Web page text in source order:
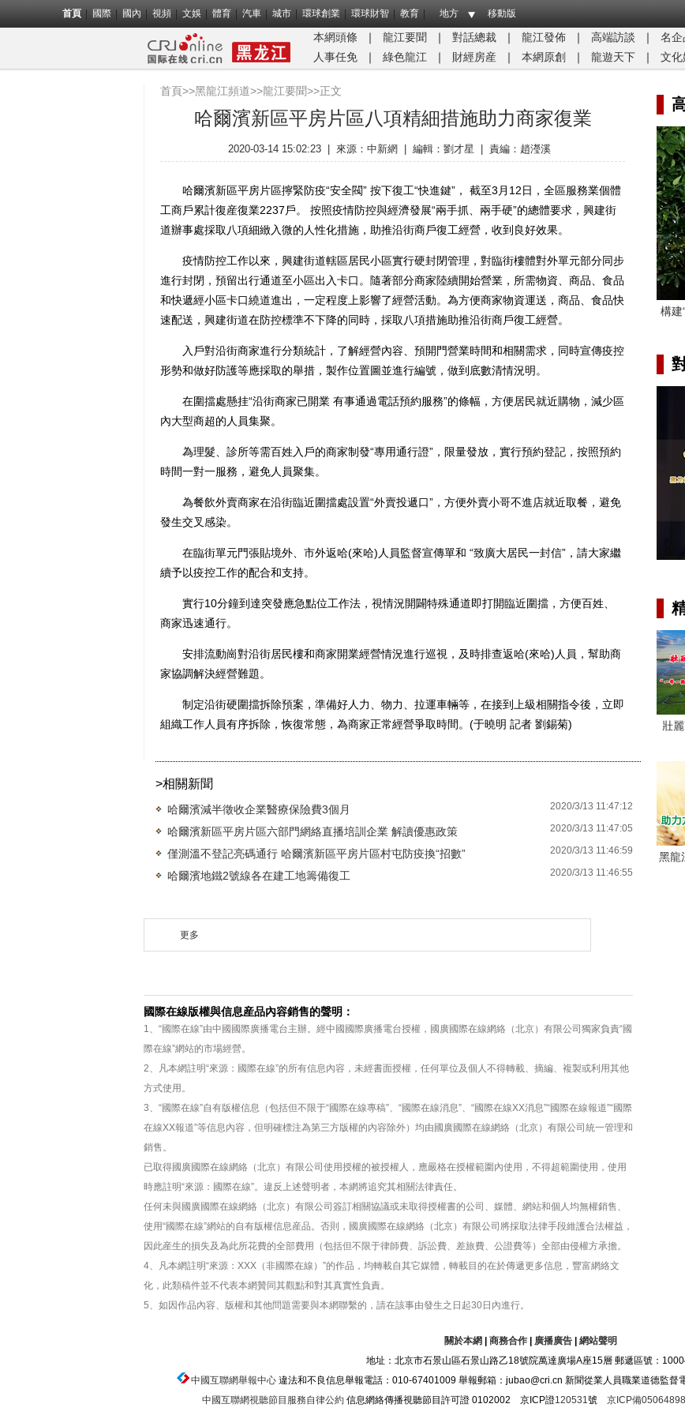
首頁 國際 國內 視頻 文娛 體育 汽車 城市 環球創業 環球財智 教育 地方 移動版
本網頭條 ｜ 龍江要聞 ｜ 對話總裁 ｜ 龍江發佈 ｜ 高端訪談 ｜ 名企
人事任免
｜ 綠色龍江 ｜ 財經房産 ｜ 本網原創 ｜ 龍遊天下 ｜ 文化
首頁>>黑龍江頻道>>龍江要聞>>正文
哈爾濱新區平房片區八項精細措施助力商家復業
2020-03-14 15:02:23 來源： 中新網 編輯：劉才星 責編：趙瀅溪
哈爾濱新區平房片區擰緊防疫“安全閥” 按下復工“快進鍵”， 截至3月12日，全區服務業個體
工商戶累計復産復業2237戶。 按照疫情防控與經濟發展“兩手抓、兩手硬”的總體要求，興建街
道辦事處採取八項細緻入微的人性化措施，助推沿街商戶復工經營，收到良好效果。
疫情防控工作以來，興建街道轄區居民小區實行硬封閉管理，對臨街樓體對外單元部分同步
進行封閉，預留出行通道至小區出入卡口。隨著部分商家陸續開始營業，所需物資、商品、食品
和快遞經小區卡口繞道進出，一定程度上影響了經營活動。為方便商家物資運送，商品、食品快
速配送，興建街道在防控標準不下降的同時，採取八項措施助推沿街商戶復工經營。
入戶對沿街商家進行分類統計，了解經營內容、預開門營業時間和相關需求，同時宣傳疫控
形勢和做好防護等應採取的舉措，製作位置圖並進行編號，做到底數清情況明。
在圍擋處懸挂“沿街商家已開業 有事通過電話預約服務”的條幅，方便居民就近購物，減少區
內大型商超的人員集聚。
為理髮、診所等需百姓入戶的商家制發“專用通行證”，限量發放，實行預約登記，按照預約
時間一對一服務，避免人員聚集。
為餐飲外賣商家在沿街臨近圍擋處設置“外賣投遞口”，方便外賣小哥不進店就近取餐，避免
發生交叉感染。
在臨街單元門張貼境外、市外返哈(來哈)人員監督宣傳單和 “致廣大居民一封信”，請大家繼
續予以疫控工作的配合和支持。
實行10分鐘到達突發應急點位工作法，視情況開闢特殊通道即打開臨近圍擋，方便百姓、
商家迅速通行。
安排流動崗對沿街居民樓和商家開業經營情況進行巡視，及時排查返哈(來哈)人員，幫助商
家協調解決經營難題。
制定沿街硬圍擋拆除預案，準備好人力、物力、拉運車輛等，在接到上級相關指令後，立即
組織工作人員有序拆除，恢復常態，為商家正常經營爭取時間。(于曉明 記者 劉錫菊)
>相關新聞
哈爾濱減半徵收企業醫療保險費3個月 2020/3/13 11:47:12
哈爾濱新區平房片區六部門網絡直播培訓企業 解讀優惠政策 2020/3/13 11:47:05
僅測溫不登記亮碼通行 哈爾濱新區平房片區村屯防疫換“招數” 2020/3/13 11:46:59
哈爾濱地鐵2號線各在建工地籌備復工 2020/3/13 11:46:55
更多
國際在線版權與信息産品內容銷售的聲明：
1、“國際在線”由中國國際廣播電台主辦。經中國國際廣播電台授權，國廣國際在線網絡（北京）有限公司獨家負責“國
際在線”網站的市場經營。
2、凡本網註明“來源：國際在線”的所有信息內容，未經書面授權，任何單位及個人不得轉載、摘編、複製或利用其他
方式使用。
3、“國際在線”自有版權信息（包括但不限于“國際在線專稿”、“國際在線消息”、“國際在線XX消息”“國際在線報道”“國際
在線XX報道”等信息內容，但明確標注為第三方版權的內容除外）均由國廣國際在線網絡（北京）有限公司統一管理和
銷售。
已取得國廣國際在線網絡（北京）有限公司使用授權的被授權人，應嚴格在授權範圍內使用，不得超範圍使用，使用
時應註明“來源：國際在線”。違反上述聲明者，本網將追究其相關法律責任。
任何未與國廣國際在線網絡（北京）有限公司簽訂相關協議或未取得授權書的公司、媒體、網站和個人均無權銷售、
使用“國際在線”網站的自有版權信息産品。否則，國廣國際在線網絡（北京）有限公司將採取法律手段維護合法權益，
因此産生的損失及為此所花費的全部費用（包括但不限于律師費、訴訟費、差旅費、公證費等）全部由侵權方承擔。
4、凡本網註明“來源：XXX（非國際在線）”的作品，均轉載自其它媒體，轉載目的在於傳遞更多信息，豐富網絡文
化，此類稿件並不代表本網贊同其觀點和對其真實性負責。
5、如因作品內容、版權和其他問題需要與本網聯繫的，請在該事由發生之日起30日內進行。
構建
壯
黑龍
關於本網 商務合作| 廣播廣告| 網站聲明
地址：北京市石景山區石景山路乙18號院萬達廣場A座15層 郵遞區號：
中國互聯網舉報中心違法和不良信息舉報電話：010-67401009 舉報郵箱：jubao@cri.cn 新聞從業人員職業道德監
中國互聯網視聽節目服務自律公約信息網絡傳播視聽節目許可證 0102002 京ICP證120531號 京ICP備